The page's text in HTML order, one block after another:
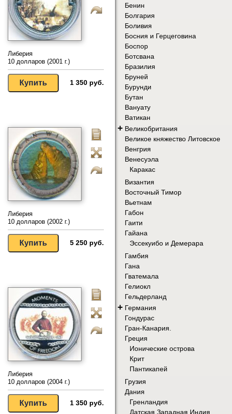
Либерия
10 долларов (2001 г.)
1 350 руб.
Либерия
10 долларов (2002 г.)
5 250 руб.
Либерия
10 долларов (2004 г.)
1 350 руб.
Бенин
Болгария
Боливия
Босния и Герцеговина
Боспор
Ботсвана
Бразилия
Бруней
Бурунди
Бутан
Вануату
Ватикан
+ Великобритания
Великое княжество Литовское
Венгрия
Венесуэла
Каракас
Византия
Восточный Тимор
Вьетнам
Габон
Гаити
Гайана
Эссекуибо и Демерара
Гамбия
Гана
Гватемала
Гелиокл
Гельдерланд
+ Германия
Гондурас
Гран-Канария.
Греция
Ионические острова
Крит
Пантикапей
Грузия
Дания
Гренландия
Датская Западная Индия